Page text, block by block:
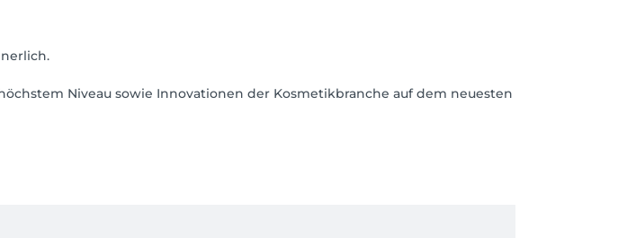
Niveau sowie Innovationen der Kosmetikbranche auf dem neuesten